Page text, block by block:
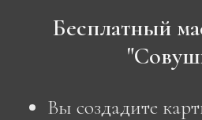
Бесплатный
Вы создадите